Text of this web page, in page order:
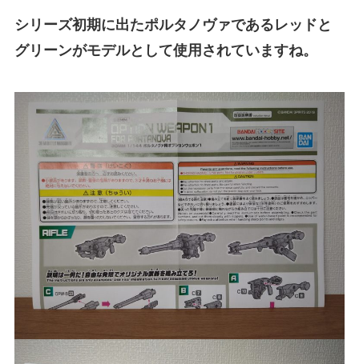
シリーズ初期に出たポルタノヴァであるレッドと
グリーンがモデルとして使用されていますね。